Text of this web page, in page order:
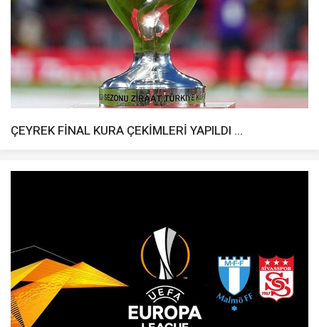
ÇEYREK FİNAL KURA ÇEKİMLERİ YAPILDI ...